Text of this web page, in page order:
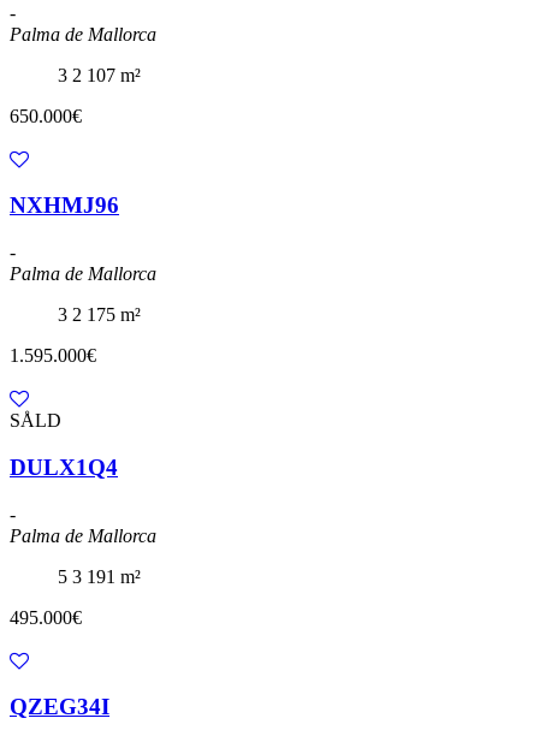
-
Palma de Mallorca
3 2 107 m²
650.000€
NXHMJ96
-
Palma de Mallorca
3 2 175 m²
1.595.000€
SÅLD
DULX1Q4
-
Palma de Mallorca
5 3 191 m²
495.000€
QZEG34I